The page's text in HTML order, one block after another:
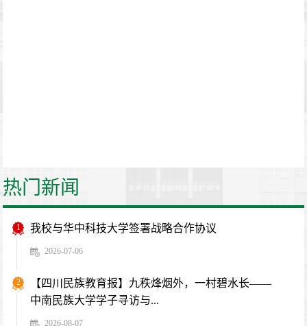
热门新闻
1 我校与华中科技大学签署战略合作协议
2026-07-06
2
【四川民族教育报】九秩烽烟外，一村碧水长——
中南民族大学学子寻访与...
2026-08-07